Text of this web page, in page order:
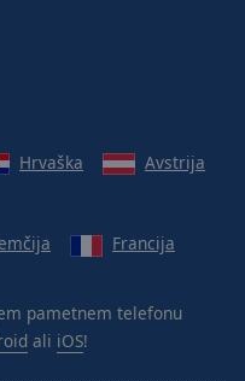
Hrvaška Avstrija
Francija
pametnem telefonu
ali iOS!